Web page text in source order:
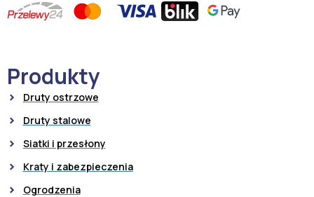
Produkty
Druty ostrzowe
Druty stalowe
Siatki i przesłony
Kraty i zabezpieczenia
Ogrodzenia